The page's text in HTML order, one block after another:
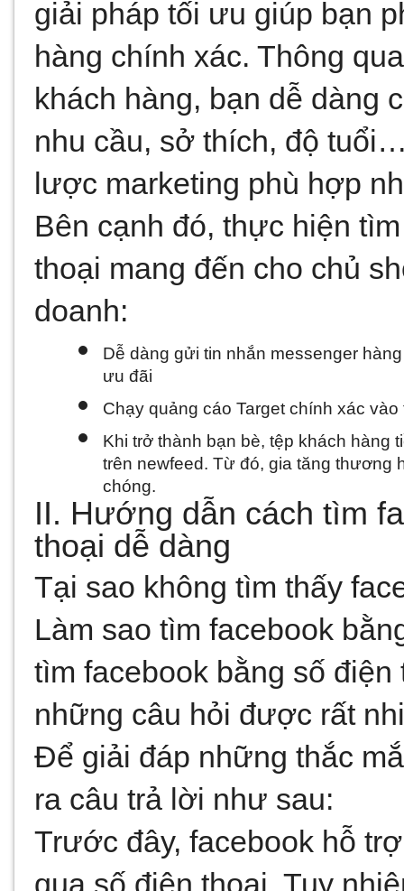
giải pháp tối ưu giúp bạn
hàng chính xác. Thông
khách hàng, bạn dễ dàng
nhu cầu, sở thích, độ
lược marketing phù hợp
Bên cạnh đó, thực hiện
thoại mang đến cho chủ
doanh:
Dễ dàng gửi tin nhắn messenger
ưu đãi
Chạy quảng cáo Target chính xác
Khi trở thành bạn bè, tệp khách hàng
trên newfeed. Từ đó, gia tăng thương
chóng.
II. Hướng dẫn cách tìm
thoại dễ dàng
Tại sao không tìm thấy
Làm sao tìm facebook
tìm facebook bằng số
những câu hỏi được rất
Để giải đáp những thắc
ra câu trả lời như sau:
Trước đây, facebook hỗ
qua số điện thoại. Tuy